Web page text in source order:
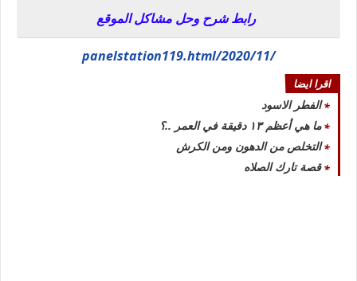
رابط شرح وحل مشاكل الموقع
/2020/11/panelstation119.html
اقرا ايضا
الفطر الاسود
ما هي أعظم ١٣ دقيقة في العمر ..؟
التخلص من الدهون ومن الكرش
قصة تارك الصلاه